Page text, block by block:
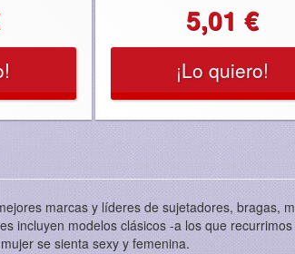
5,01 €
¡Lo quiero!
marcas y líderes de sujetadores, bragas,
incluyen modelos clásicos -a los que
se sienta sexy y femenina.